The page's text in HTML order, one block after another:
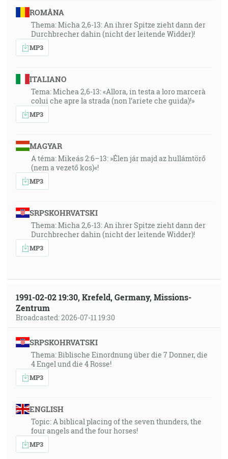
ROMÂNA
Thema: Micha 2,6-13: An ihrer Spitze zieht dann der
Durchbrecher dahin (nicht der leitende Widder)!
MP3
ITALIANO
Tema: Michea 2,6-13: «Allora, in testa a loro marcerà
colui che apre la strada (non l’ariete che guida)!»
MP3
MAGYAR
A téma: Mikeás 2:6–13: »Élen jár majd az hullámtörő
(nem a vezető kos)«!
MP3
SRPSKOHRVATSKI
Thema: Micha 2,6-13: An ihrer Spitze zieht dann der
Durchbrecher dahin (nicht der leitende Widder)!
MP3
1991-02-02 19:30, Krefeld, Germany, Missions-
Zentrum
Broadcasted: 2026-07-11 19:30
SRPSKOHRVATSKI
Thema: Biblische Einordnung über die 7 Donner, die
4 Engel und die 4 Rosse!
MP3
ENGLISH
Topic: A biblical placing of the seven thunders, the
four angels and the four horses!
MP3